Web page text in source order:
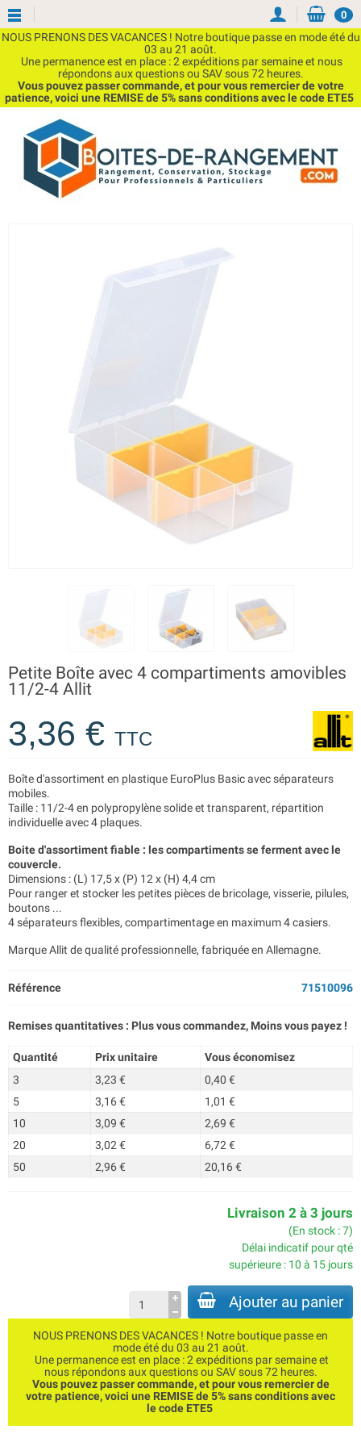
NOUS PRENONS DES VACANCES ! Notre boutique passe en mode été du
03 au 21 août.
Une permanence est en place : 2 expéditions par semaine et nous
répondons aux questions ou SAV sous 72 heures.
Vous pouvez passer commande, et pour vous remercier de votre
patience, voici une REMISE de 5% sans conditions avec le code ETE5
0
Petite Boîte avec 4 compartiments amovibles
11/2-4 Allit
3,36 € TTC
Boîte d'assortiment en plastique EuroPlus Basic avec séparateurs
mobiles.
Taille : 11/2-4 en polypropylène solide et transparent, répartition
individuelle avec 4 plaques.
Boite d'assortiment fiable : les compartiments se ferment avec le
couvercle.
Dimensions : (L) 17,5 x (P) 12 x (H) 4,4 cm
Pour ranger et stocker les petites pièces de bricolage, visserie, pilules,
boutons ...
4 séparateurs flexibles, compartimentage en maximum 4 casiers.
Marque Allit de qualité professionnelle, fabriquée en Allemagne.
Référence 71510096
Remises quantitatives : Plus vous commandez, Moins vous payez !
Quantité Prix unitaire
Vous économisez
3
3,23 €
0,40 €
5
3,16 €
1,01 €
10
3,09 €
2,69 €
20
3,02 €
6,72 €
50
2,96 € 20,16 €
Livraison 2 à 3 jours
(En stock : 7)
Délai indicatif pour qté
supérieure : 10 à 15 jours
Ajouter au panier
NOUS PRENONS DES VACANCES ! Notre boutique passe en
mode été du 03 au 21 août.
Une permanence est en place : 2 expéditions par semaine et
nous répondons aux questions ou SAV sous 72 heures.
Vous pouvez passer commande, et pour vous remercier de
votre patience, voici une REMISE de 5% sans conditions avec
le code ETE5